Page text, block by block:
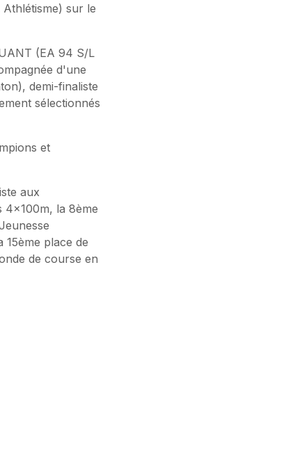
sur le
(EA 94 S/L
d'une
demi-finaliste
sélectionnés
et
aux
4x100m, la 8ème
place de
de course en